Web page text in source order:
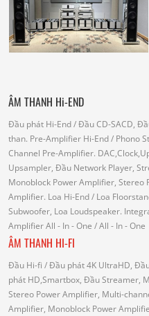
ÂM THANH Hi-END
Đầu phát Hi-End/ Đầu CD-SACD,
than. Pre-Amplifier Hi-End/ Phono
Channel Pre-Amplifier.
Upsampler, Đầu Network Player,
Monoblock Power Amplifier,
Amplifier. Loa Hi-End/ Loa
Subwoofer, Loa Loudspeaker.
AmplifierAll - In - One / All - In - One
ÂM THANH HI-FI
Đầu Hi-fi / Đầu phát 4K UltraHD,
phát HD,Smartbox, Đầu Streamer,
Stereo Power Amplifier, Multi-
Amplifier, Monoblock Power